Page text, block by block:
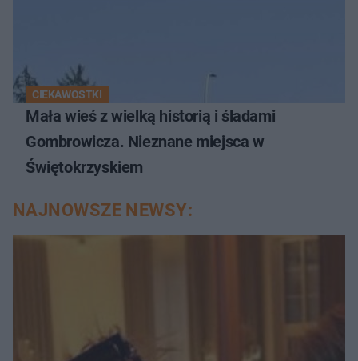
CIEKAWOSTKI
Mała wieś z wielką historią i śladami
Gombrowicza. Nieznane miejsca w
Świętokrzyskiem
NAJNOWSZE NEWSY: